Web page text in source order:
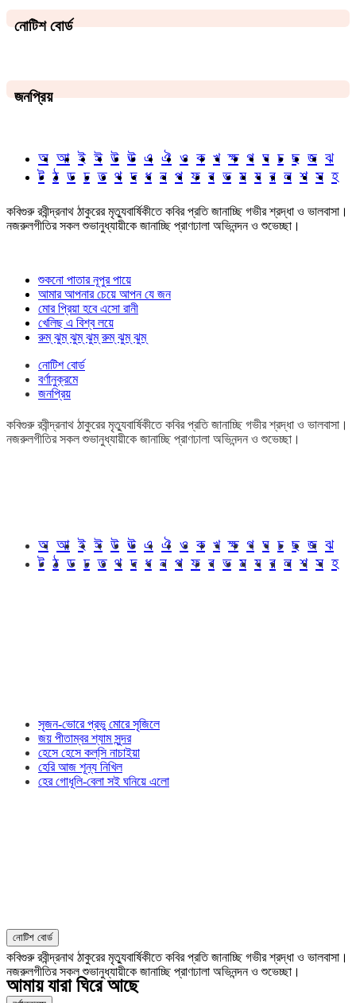
নোটিশ বোর্ড
জনপ্রিয়
অ আ ই ঈ উ ঊ এ ঐ ও ক খ ক্ষ গ ঘ চ ছ জ ঝ
ট ঠ ড ঢ ত থ দ ধ ন প ফ ব ভ ম য র ল শ স হ
কবিগুরু রবীন্দ্রনাথ ঠাকুরের মৃত্যুবার্ষিকীতে কবির প্রতি জানাচ্ছি গভীর শ্রদ্ধা ও ভালবাসা।
নজরুলগীতির সকল শুভানুধ্যায়ীকে জানাচ্ছি প্রাণঢালা অভিনন্দন ও শুভেচ্ছা।
শুকনো পাতার নূপুর পায়ে
আমার আপনার চেয়ে আপন যে জন
মোর প্রিয়া হবে এসো রানী
খেলিছ এ বিশ্ব লয়ে
রুম্ ঝুম্ ঝুম্ ঝুম্ রুম্ ঝুম্ ঝুম্
নোটিশ বোর্ড
বর্ণানুক্রমে
জনপ্রিয়
কবিগুরু রবীন্দ্রনাথ ঠাকুরের মৃত্যুবার্ষিকীতে কবির প্রতি জানাচ্ছি গভীর শ্রদ্ধা ও ভালবাসা।
নজরুলগীতির সকল শুভানুধ্যায়ীকে জানাচ্ছি প্রাণঢালা অভিনন্দন ও শুভেচ্ছা।
অ আ ই ঈ উ ঊ এ ঐ ও ক খ ক্ষ গ ঘ চ ছ জ ঝ
ট ঠ ড ঢ ত থ দ ধ ন প ফ ব ভ ম য র ল শ স হ
সৃজন-ভোরে প্রভু মোরে সৃজিলে
জয় পীতাম্বর শ্যাম সুন্দর
হেসে হেসে কল্‌সি নাচাইয়া
হেরি আজ শূন্য নিখিল
হের গোধূলি-বেলা সই ঘনিয়ে এলো
নোটিশ বোর্ড
কবিগুরু রবীন্দ্রনাথ ঠাকুরের মৃত্যুবার্ষিকীতে কবির প্রতি জানাচ্ছি গভীর শ্রদ্ধা ও ভালবাসা।
নজরুলগীতির সকল শুভানুধ্যায়ীকে জানাচ্ছি প্রাণঢালা অভিনন্দন ও শুভেচ্ছা।
আমায় যারা ঘিরে আছে